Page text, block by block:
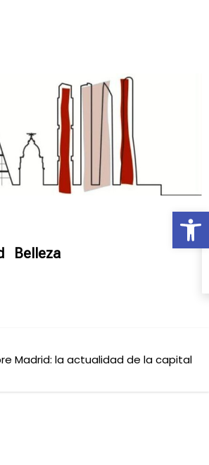
Belleza
Madrid: la actualidad de la capital